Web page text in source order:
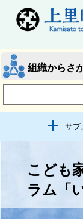
組織からさ
サブ
こども
ラム「